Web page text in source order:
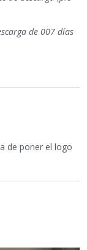
de 007 días
de poner el logo